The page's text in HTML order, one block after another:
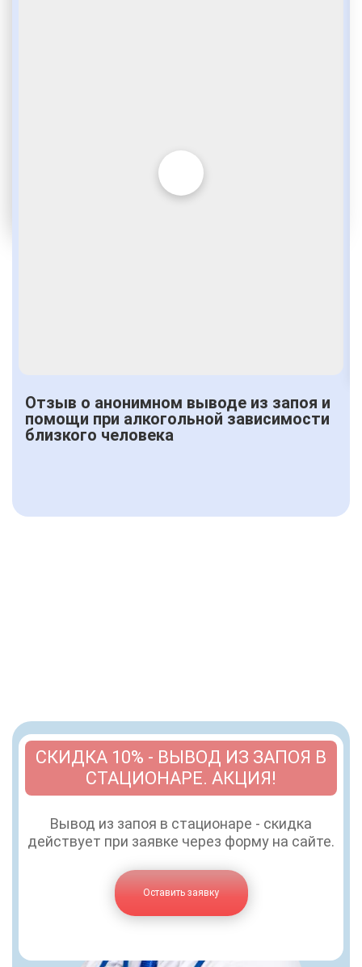
Отзыв о анонимном выводе из запоя и
помощи при алкогольной зависимости
близкого человека
СКИДКА 10% - ВЫВОД ИЗ ЗАПОЯ В
СТАЦИОНАРЕ. АКЦИЯ!
Вывод из запоя в стационаре - скидка
действует при заявке через форму на сайте.
Оставить заявку